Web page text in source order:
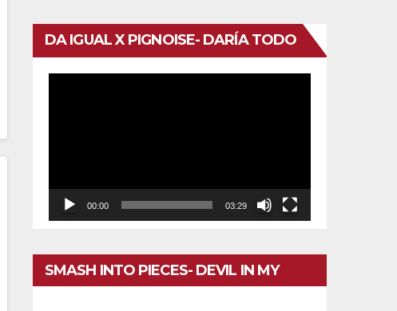
DA IGUAL X PIGNOISE- DARÍA TODO
00:00 03:29
SMASH INTO PIECES- DEVIL IN MY